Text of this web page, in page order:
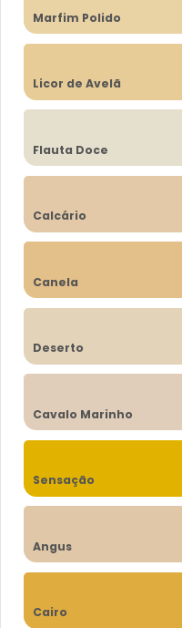
Marfim Polido
Licor de Avelã
Flauta Doce
Calcário
Canela
Deserto
Cavalo Marinho
Sensação
Angus
Cairo